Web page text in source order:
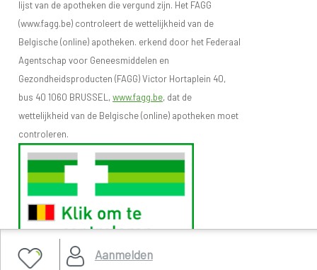
Aanmelden
lijst van de apotheken die vergund zijn. Het FAGG
(www.fagg.be) controleert de wettelijkheid van de
Belgische (online) apotheken. erkend door het Federaal
Agentschap voor Geneesmiddelen en
Gezondheidsproducten (FAGG) Victor Hortaplein 40,
bus 40 1060 BRUSSEL,www.fagg.be, dat de
wettelijkheid van de Belgische (online) apotheken moet
controleren.